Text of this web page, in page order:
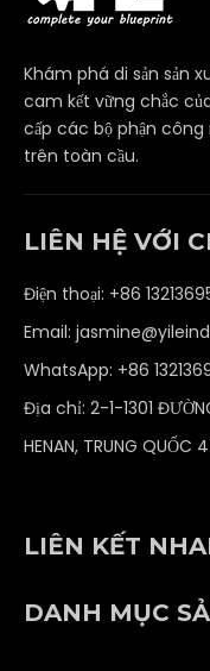
Khám phá di sản sản
cam kết vững chắc
cấp các bộ phận
trên toàn cầu.
LIÊN HỆ VỚI
Điện thoại: +86
Email:
WhatsApp: +86
Địa chỉ: 2-1-1301
HENAN, TRUNG QUỐC
LIÊN KẾT
DANH MỤC